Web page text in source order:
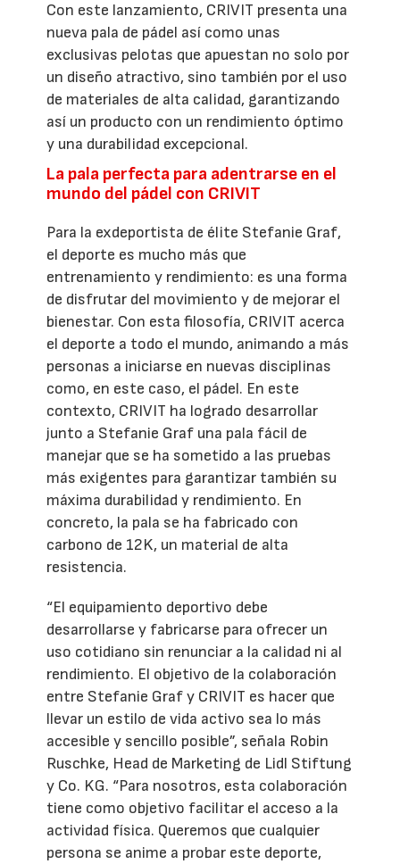
Con este lanzamiento, CRIVIT presenta una
nueva pala de pádel así como unas
exclusivas pelotas que apuestan no solo por
un diseño atractivo, sino también por el uso
de materiales de alta calidad, garantizando
así un producto con un rendimiento óptimo
y una durabilidad excepcional.
La pala perfecta para adentrarse en el
mundo del pádel con CRIVIT
Para la exdeportista de élite Stefanie Graf,
el deporte es mucho más que
entrenamiento y rendimiento: es una forma
de disfrutar del movimiento y de mejorar el
bienestar. Con esta filosofía, CRIVIT acerca
el deporte a todo el mundo, animando a más
personas a iniciarse en nuevas disciplinas
como, en este caso, el pádel. En este
contexto, CRIVIT ha logrado desarrollar
junto a Stefanie Graf una pala fácil de
manejar que se ha sometido a las pruebas
más exigentes para garantizar también su
máxima durabilidad y rendimiento. En
concreto, la pala se ha fabricado con
carbono de 12K, un material de alta
resistencia.
“El equipamiento deportivo debe
desarrollarse y fabricarse para ofrecer un
uso cotidiano sin renunciar a la calidad ni al
rendimiento. El objetivo de la colaboración
entre Stefanie Graf y CRIVIT es hacer que
llevar un estilo de vida activo sea lo más
accesible y sencillo posible”, señala Robin
Ruschke, Head de Marketing de Lidl Stiftung
y Co. KG. “Para nosotros, esta colaboración
tiene como objetivo facilitar el acceso a la
actividad física. Queremos que cualquier
persona se anime a probar este deporte,